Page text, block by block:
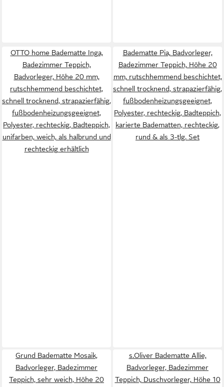
OTTO home Badematte Inga,
Badezimmer Teppich,
Badvorleger, Höhe 20 mm,
rutschhemmend beschichtet,
schnell trocknend, strapazierfähig,
fußbodenheizungsgeeignet,
Polyester, rechteckig, Badteppich,
unifarben, weich, als halbrund und
rechteckig erhältlich
Badematte Pia, Badvorleger,
Badezimmer Teppich, Höhe 20
mm, rutschhemmend beschichtet,
schnell trocknend, strapazierfähig,
fußbodenheizungsgeeignet,
Polyester, rechteckig, Badteppich,
karierte Badematten, rechteckig,
rund & als 3-tlg. Set
Grund Badematte Mosaik,
Badvorleger, Badezimmer
Teppich, sehr weich, Höhe 20
s.Oliver Badematte Allie,
Badvorleger, Badezimmer
Teppich, Duschvorleger, Höhe 10